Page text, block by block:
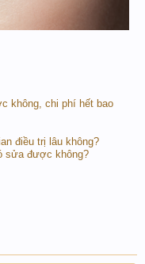
không, chi phí hết bao
điều trị lâu không?
sửa được không?